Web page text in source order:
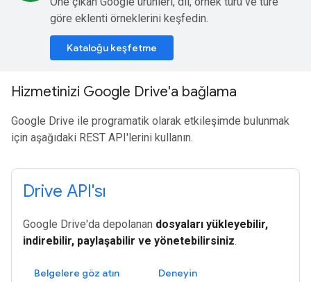
göre eklenti örneklerini keşfedin.
Kataloğu keşfetme
Hizmetinizi Google Drive'a bağlama
Google Drive ile programatik olarak etkileşimde bulunmak
için aşağıdaki REST API'lerini kullanın.
Drive API'sı
Google Drive'da depolanan dosyaları yükleyebilir,
indirebilir, paylaşabilir ve yönetebilirsiniz.
Belgelere göz atın Deneyin